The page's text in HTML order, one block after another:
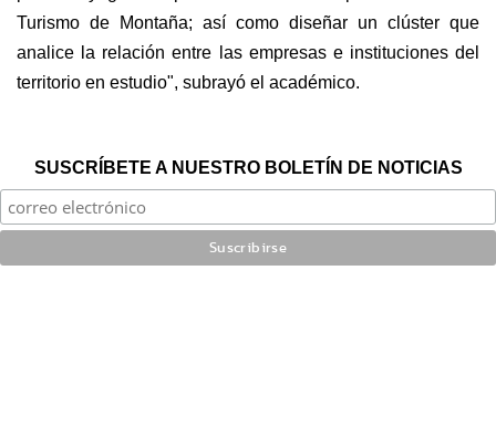
Turismo de Montaña; así como diseñar un clúster que
analice la relación entre las empresas e instituciones del
territorio en estudio", subrayó el académico.
SUSCRÍBETE A NUESTRO BOLETÍN DE NOTICIAS